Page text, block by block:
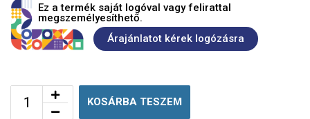
Ez a termék saját logóval vagy felirattal
megszemélyesíthető.
Árajánlatot kérek logózásra
KOSÁRBA TESZEM